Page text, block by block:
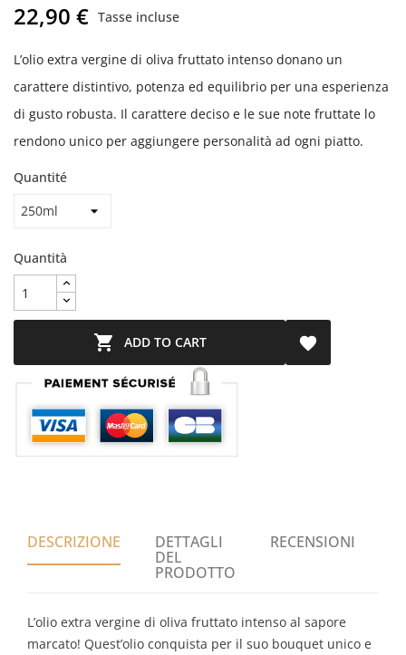
22,90 € Tasse incluse
L’olio extra vergine di oliva fruttato intenso donano un
carattere distintivo, potenza ed equilibrio per una esperienza
di gusto robusta. Il carattere deciso e le sue note fruttate lo
rendono unico per aggiungere personalità ad ogni piatto.
Quantité
Quantità
 ADD TO CART 
DESCRIZIONE DETTAGLI
DEL
PRODOTTO
RECENSIONI
L’olio extra vergine di oliva fruttato intenso al sapore
marcato! Quest’olio conquista per il suo bouquet unico e